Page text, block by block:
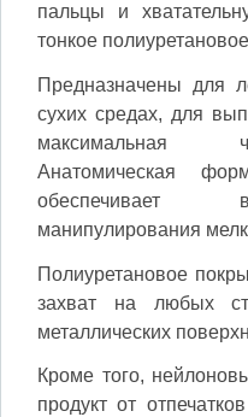
пальцы и
тонкое
Предназначены для
сухих средах, для
максимальная
Анатомическая
обеспечивает
манипулирования
Полиуретановое
захват на любых
металлических
Кроме того,
продукт от